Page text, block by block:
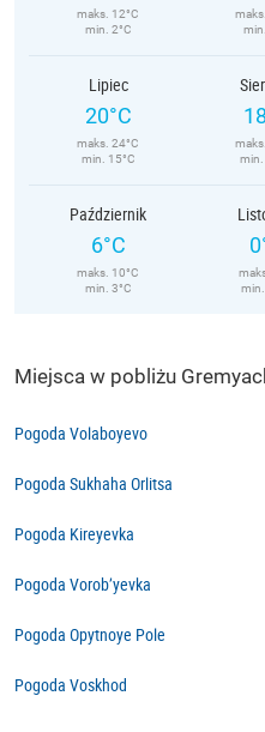
maks. 12°C
min. 2°C
Lipiec
20°C
maks. 24°C
min. 15°C
min.
Październik
6°C
maks. 10°C
min. 3°C
min.
Miejsca w pobliżu
Pogoda Volaboyevo
Pogoda Sukhaha Orlitsa
Pogoda Kireyevka
Pogoda Vorob’yevka
Pogoda Opytnoye Pole
Pogoda Voskhod